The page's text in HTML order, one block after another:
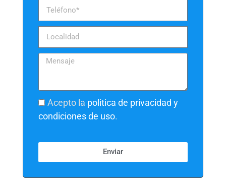
Acepto la politica de privacidad y
condiciones de uso.
Enviar